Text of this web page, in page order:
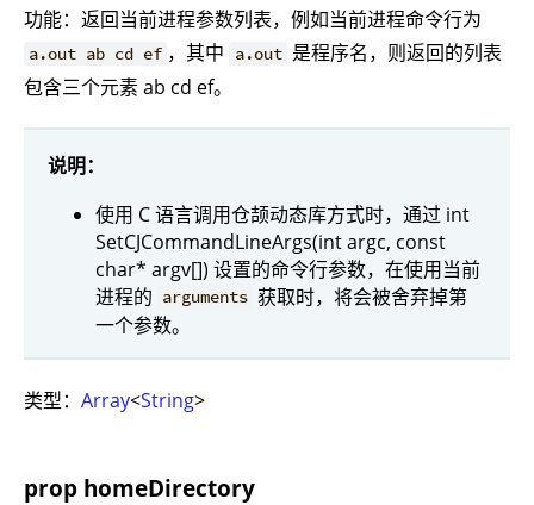
功能：返回当前进程参数列表，例如当前进程命令行为
a.out ab cd ef ，其中 a.out 是程序名，则返回的列表
包含三个元素 ab cd ef。
说明：
使用 C 语言调用仓颉动态库方式时，通过 int
SetCJCommandLineArgs(int argc, const
char* argv[]) 设置的命令行参数，在使用当前
进程的 arguments 获取时，将会被舍弃掉第
一个参数。
类型： Array<String>
prop homeDirectory